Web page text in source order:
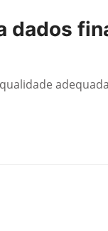
dados
adequada